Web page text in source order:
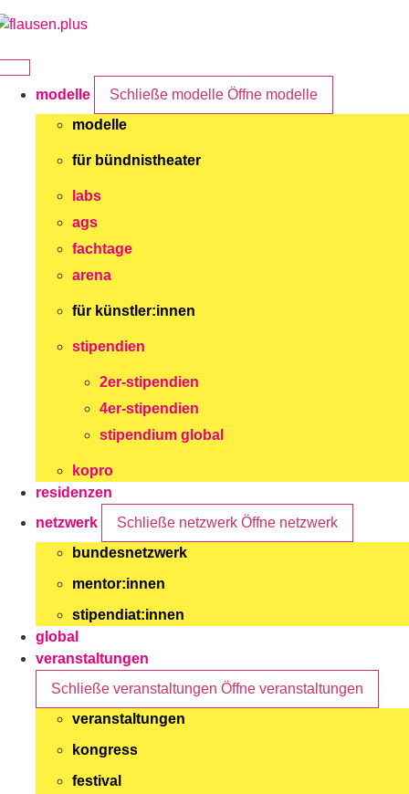
Zum
modelle
Schließe modelle Öffne modelle
modelle
für bündnistheater
labs
ags
fachtage
arena
für künstler:innen
stipendien
2er-stipendien
4er-stipendien
stipendium global
kopro
residenzen
netzwerk
Schließe netzwerk Öffne netzwerk
bundesnetzwerk
mentor:innen
stipendiat:innen
global
veranstaltungen
Schließe veranstaltungen Öffne veranstaltungen
veranstaltungen
kongress
festival